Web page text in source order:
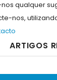
qualquer
nos,
ARTIGOS